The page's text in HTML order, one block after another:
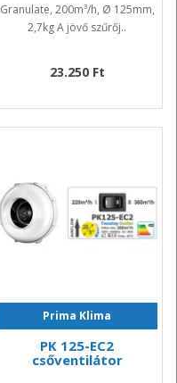
Granulate, 200m³/h, Ø 125mm,
2,7kg A jövő szűrőj..
23.250 Ft
Prima Klima
PK 125-EC2
csőventilátor